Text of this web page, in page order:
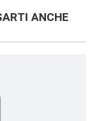
ANCHE